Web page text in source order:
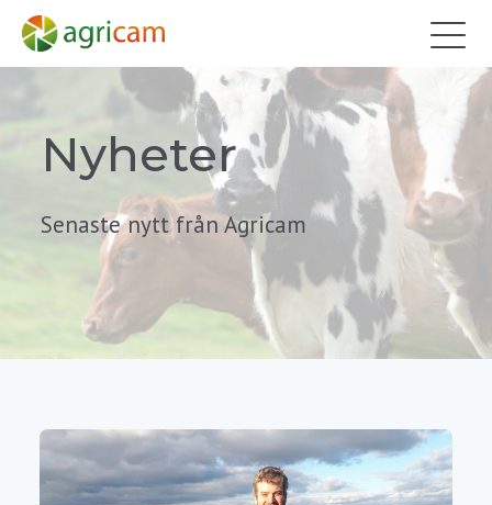
Nyheter
Senaste nytt från Agricam